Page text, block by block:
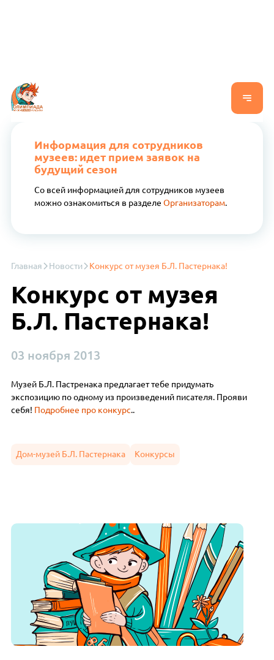
Информация для сотрудников
музеев: идет прием заявок на
будущий сезон
Со всей информацией для сотрудников музеев
можно ознакомиться в разделе Организаторам.
Главная Новости Конкурс от музея Б.Л. Пастернака!
Конкурс от музея
Б.Л. Пастернака!
03 ноября 2013
Музей Б.Л. Пастренака предлагает тебе придумать
экспозицию по одному из произведений писателя. Прояви
себя! Подробнее про конкурс..
Дом-музей Б.Л. Пастернака Конкурсы